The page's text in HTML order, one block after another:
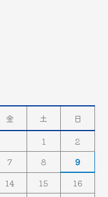
金 土
日
1
2
7 8
9
14 15
16